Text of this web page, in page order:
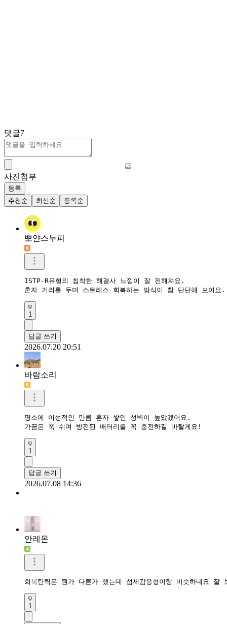
댓글7
사진첨부
등록
추천순
최신순 등록순
뽀얀스누피
ISTP-R유형의 침착한 해결사 느낌이 잘 전해져요.
혼자 거리를 두며 스트레스 회복하는 방식이 참 단단해 보여요.
1
답글 쓰기
2026.07.20 20:51
바람소리
평소에 이성적인 만큼 혼자 쌓인 성벽이 높았겠어요.
가끔은 푹 쉬며 방전된 배터리를 꼭 충전하길 바랄게요!
1
답글 쓰기
2026.07.08 14:36
안레몬
회복탄력은 뭔가 다른가 했는데 섬세감응형이랑 비슷하네요 잘
1